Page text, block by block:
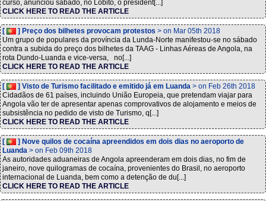
curso, anunciou sábado, no Lobito, o president[...]
CLICK HERE TO READ THE ARTICLE
[ ] Preço dos bilhetes provocam protestos > on Mar 05th 2018
Um grupo de populares da província da Lunda-Norte manifestou-se no sábado
contra a subida do preço dos bilhetes da TAAG - Linhas Aéreas de Angola, na
rota Dundo-Luanda e vice-versa, no[...]
CLICK HERE TO READ THE ARTICLE
[ ] Visto de Turismo facilitado e emitido já em Luanda > on Feb 26th 2018
Cidadãos de 61 países, incluindo União Europeia, que pretendam viajar para
Angola vão ter de apresentar apenas comprovativos de alojamento e meios de
subsistência no pedido de visto de Turismo, q[...]
CLICK HERE TO READ THE ARTICLE
[
] Nove quilos de cocaína apreendidos em dois dias no aeroporto de
Luanda > on Feb 09th 2018
As autoridades aduaneiras de Angola apreenderam em dois dias, no fim de
janeiro, nove quilogramas de cocaína, provenientes do Brasil, no aeroporto
internacional de Luanda, bem como a detenção de du[...]
CLICK HERE TO READ THE ARTICLE